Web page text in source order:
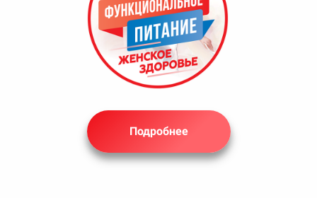
Подробнее